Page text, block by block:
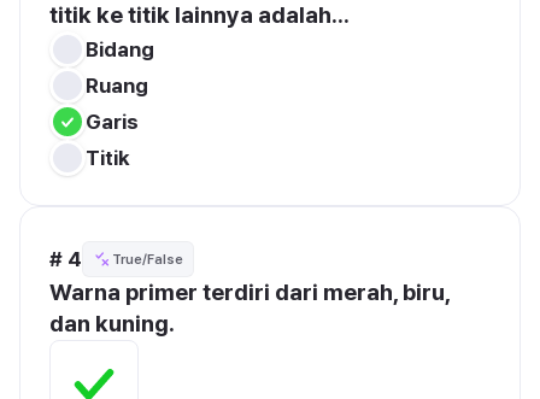
titik ke titik lainnya adalah...
Bidang
Ruang
Garis
Titik
# 4 True/False
Warna primer terdiri dari merah, biru,
dan kuning.